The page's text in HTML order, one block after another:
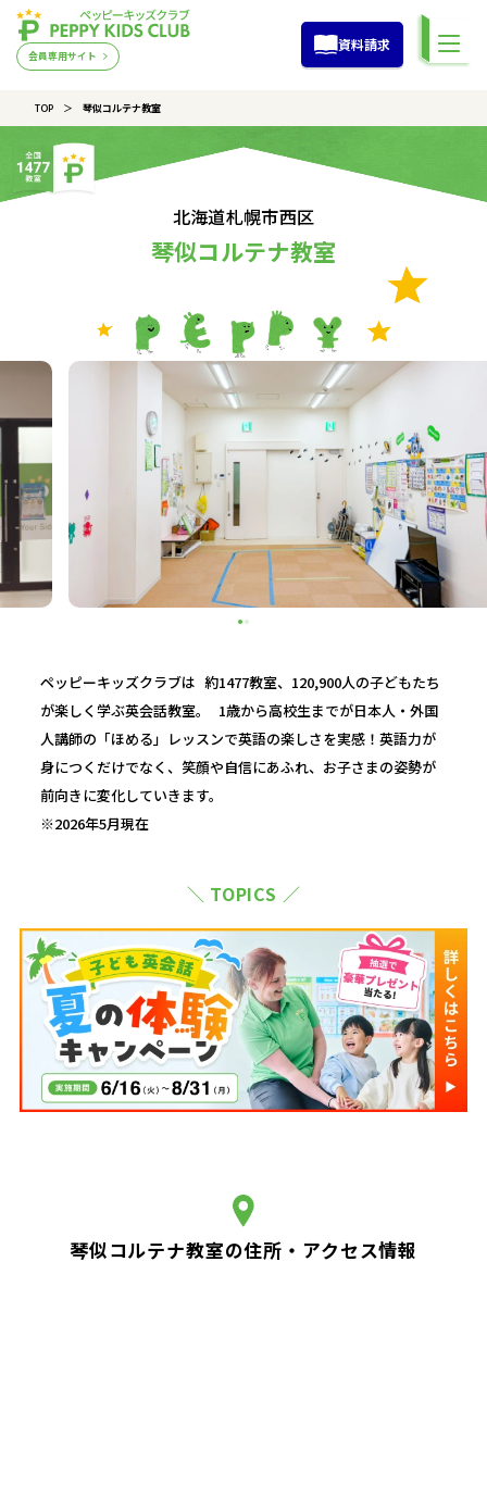
会員専用サイト
資料請求
TOP 琴似コルテナ教室
北海道札幌市西区
琴似コルテナ教室
ペッピーキッズクラブは 約1477教室、120,900人の子どもたち
が楽しく学ぶ英会話教室。 1歳から高校生までが日本人・外国
人講師の「ほめる」レッスンで英語の楽しさを実感！英語力が
身につくだけでなく、笑顔や自信にあふれ、お子さまの姿勢が
前向きに変化していきます。
※2026年5月現在
＼ TOPICS ／
琴似コルテナ教室の住所・アクセス情報